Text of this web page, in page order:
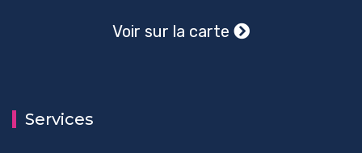
Voir sur la carte
Services